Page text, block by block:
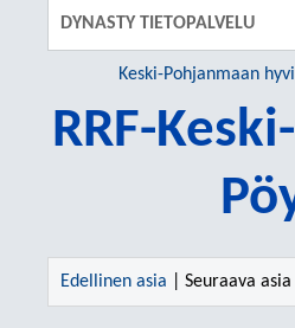
DYNASTY TIETOPALVELU
Keski-Pohjanmaan
RRF-
Edellinen asia | Seuraava asia